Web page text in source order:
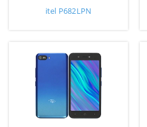
itel P682LPN